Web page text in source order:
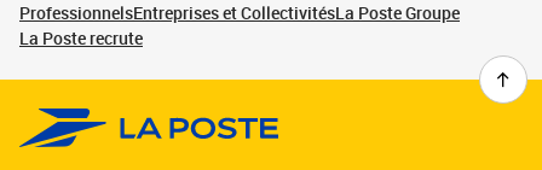
ProfessionnelsEntreprises et CollectivitésLa Poste Groupe
La Poste recrute